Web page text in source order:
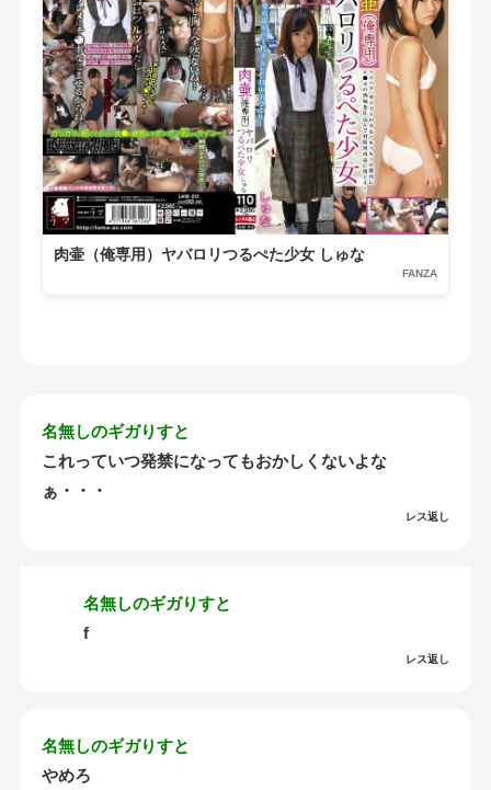
肉壷（俺専用）ヤバロリつるぺた少女 しゅな
FANZA
名無しのギガりすと
これっていつ発禁になってもおかしくないよな
ぁ・・・
レス返し
名無しのギガりすと
f
レス返し
名無しのギガりすと
やめろ